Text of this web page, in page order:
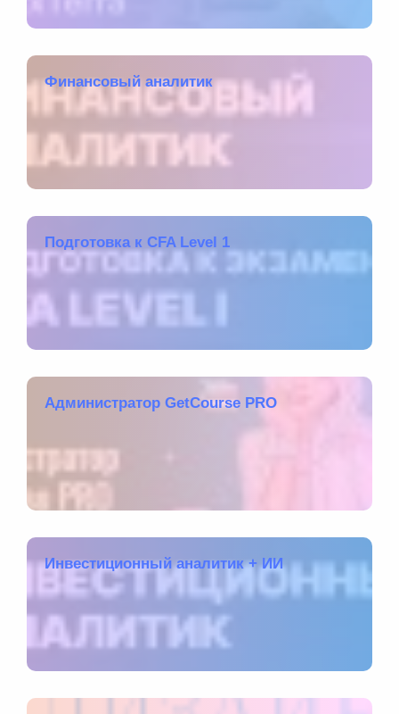
Финансовый аналитик
Подготовка к CFA Level 1
Администратор GetCourse PRO
Инвестиционный аналитик + ИИ